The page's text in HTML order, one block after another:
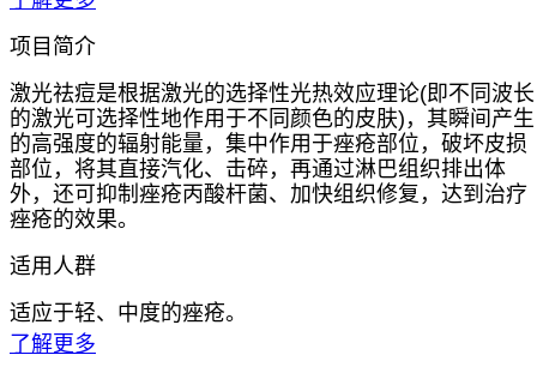
项目简介
激光祛痘是根据激光的选择性光热效应理论(即不同波长
的激光可选择性地作用于不同颜色的皮肤)，其瞬间产生
的高强度的辐射能量，集中作用于痤疮部位，破坏皮损
部位，将其直接汽化、击碎，再通过淋巴组织排出体
外，还可抑制痤疮丙酸杆菌、加快组织修复，达到治疗
痤疮的效果。
适用人群
适应于轻、中度的痤疮。
了解更多